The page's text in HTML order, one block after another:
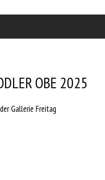
OBE 2025
Gallerie Freitag